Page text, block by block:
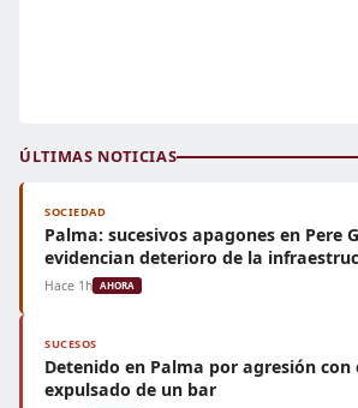
ÚLTIMAS NOTICIAS
SOCIEDAD
Palma: sucesivos apagones en Pere
evidencian deterioro de la
Hace 1h AHORA
SUCESOS
Detenido en Palma por agresión
expulsado de un bar